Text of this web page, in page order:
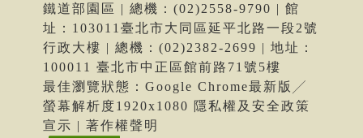
鐵道部園區 | 總機：(02)2558-9790 | 館
址：103011臺北市大同區延平北路一段2號
行政大樓 | 總機：(02)2382-2699 | 地址：
100011 臺北市中正區館前路71號5樓
最佳瀏覽狀態：Google Chrome最新版╱
螢幕解析度1920x1080 隱私權及安全政策
宣示 | 著作權聲明